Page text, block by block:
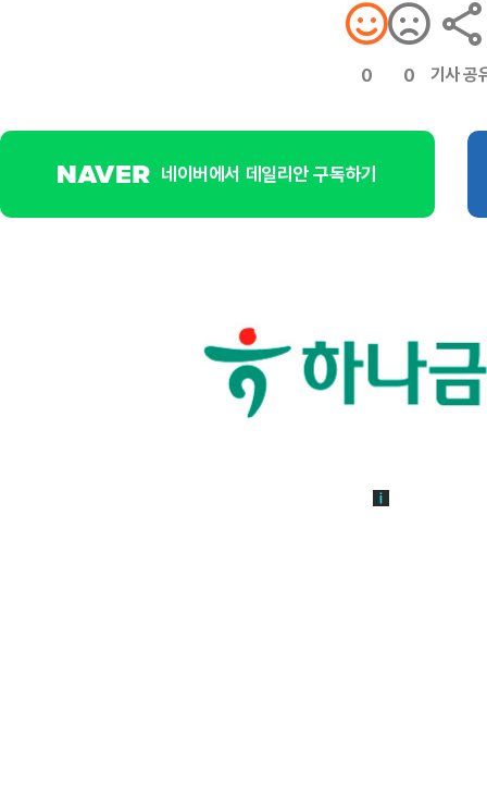
0 0 기사 공
네이버에서 데일리안 구독하기